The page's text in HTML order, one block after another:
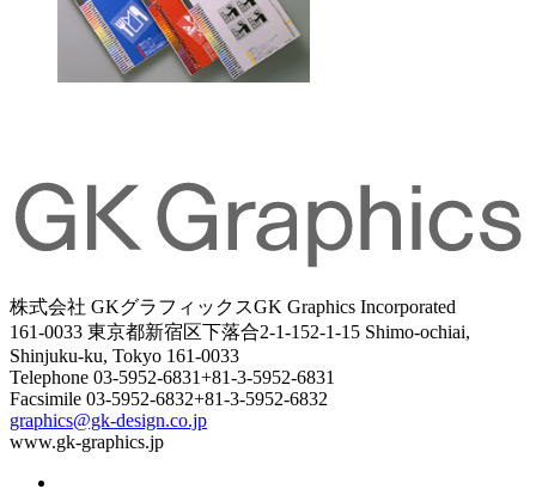
株式会社 GKグラフィックスGK Graphics Incorporated
161-0033 東京都新宿区下落合2-1-152-1-15 Shimo-ochiai,
Shinjuku-ku, Tokyo 161-0033
Telephone 03-5952-6831+81-3-5952-6831
Facsimile 03-5952-6832+81-3-5952-6832
graphics@gk-design.co.jp
www.gk-graphics.jp